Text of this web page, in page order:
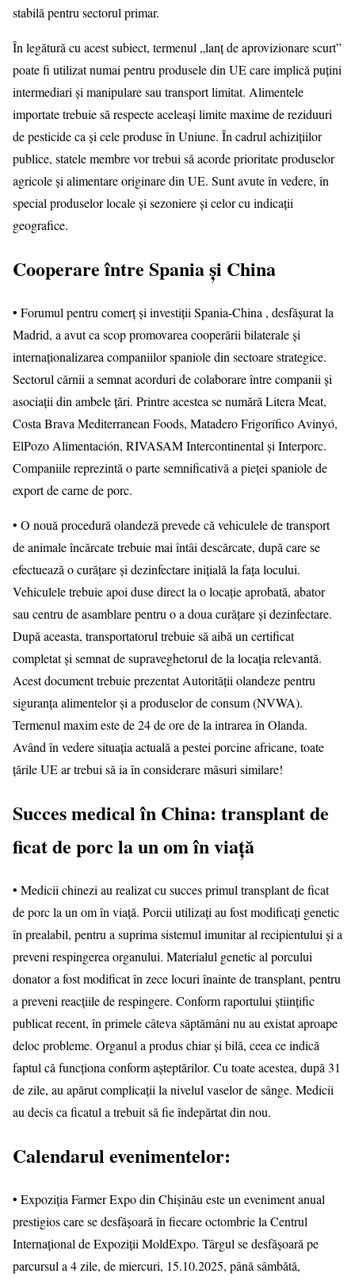
stabilă pentru sectorul primar.
În legătură cu acest subiect, termenul „lanț de aprovizionare scurt”
poate fi utilizat numai pentru produsele din UE care implică puțini
intermediari și manipulare sau transport limitat. Alimentele
importate trebuie să respecte aceleași limite maxime de reziduuri
de pesticide ca și cele produse în Uniune. În cadrul achizițiilor
publice, statele membre vor trebui să acorde prioritate produselor
agricole și alimentare originare din UE. Sunt avute în vedere, în
special produselor locale și sezoniere și celor cu indicații
geografice.
Cooperare între Spania și China
• Forumul pentru comerț și investiții Spania-China , desfășurat la
Madrid, a avut ca scop promovarea cooperării bilaterale și
internaționalizarea companiilor spaniole din sectoare strategice.
Sectorul cărnii a semnat acorduri de colaborare între companii și
asociații din ambele țări. Printre acestea se numără Litera Meat,
Costa Brava Mediterranean Foods, Matadero Frigorífico Avinyó,
ElPozo Alimentación, RIVASAM Intercontinental și Interporc.
Companiile reprezintă o parte semnificativă a pieței spaniole de
export de carne de porc.
• O nouă procedură olandeză prevede că vehiculele de transport
de animale încărcate trebuie mai întâi descărcate, după care se
efectuează o curățare și dezinfectare inițială la fața locului.
Vehiculele trebuie apoi duse direct la o locație aprobată, abator
sau centru de asamblare pentru o a doua curățare și dezinfectare.
După aceasta, transportatorul trebuie să aibă un certificat
completat și semnat de supraveghetorul de la locația relevantă.
Acest document trebuie prezentat Autorității olandeze pentru
siguranța alimentelor și a produselor de consum (NVWA).
Termenul maxim este de 24 de ore de la intrarea în Olanda.
Având în vedere situația actuală a pestei porcine africane, toate
țările UE ar trebui să ia în considerare măsuri similare!
Succes medical în China: transplant de
ficat de porc la un om în viață
• Medicii chinezi au realizat cu succes primul transplant de ficat
de porc la un om în viață. Porcii utilizați au fost modificați genetic
în prealabil, pentru a suprima sistemul imunitar al recipientului și a
preveni respingerea organului. Materialul genetic al porcului
donator a fost modificat în zece locuri înainte de transplant, pentru
a preveni reacțiile de respingere. Conform raportului științific
publicat recent, în primele câteva săptămâni nu au existat aproape
deloc probleme. Organul a produs chiar și bilă, ceea ce indică
faptul că funcționa conform așteptărilor. Cu toate acestea, după 31
de zile, au apărut complicații la nivelul vaselor de sânge. Medicii
au decis ca ficatul a trebuit să fie îndepărtat din nou.
Calendarul evenimentelor:
• Expoziția Farmer Expo din Chișinău este un eveniment anual
prestigios care se desfășoară în fiecare octombrie la Centrul
Internațional de Expoziții MoldExpo. Târgul se desfășoară pe
parcursul a 4 zile, de miercuri, 15.10.2025, până sâmbătă,